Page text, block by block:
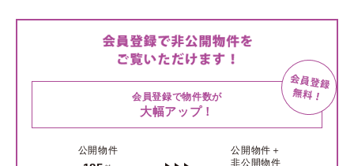
会員登録で物件数が
大幅アップ！
公開物件
公開物件＋
非公開物件